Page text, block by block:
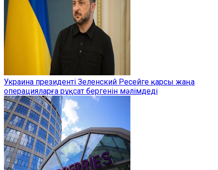
Украина президенті Зеленский Ресейге қарсы жаңа
операцияларға рұқсат бергенін мәлімдеді